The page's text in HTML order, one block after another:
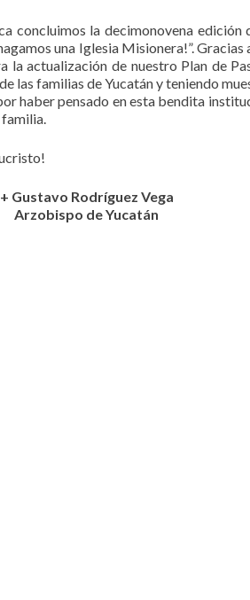
concluimos la decimonovena edición
una Iglesia Misionera!”.
la actualización de nuestro Plan de
las familias de Yucatán y teniendo
haber pensado en esta bendita
familia.
+ Gustavo Rodríguez Vega
Arzobispo de Yucatán